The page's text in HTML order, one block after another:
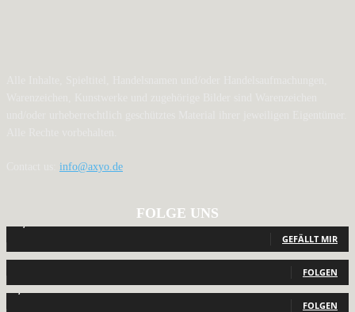
info@axyo.de
FOLGE UNS
GEFÄLLT MIR
440 Follower
FOLGEN
2,040 Follower
FOLGEN